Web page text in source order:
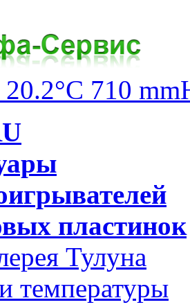
710
пластинок
Тулуна
температуры